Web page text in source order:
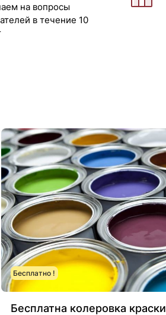
на вопросы
в течение 10
Бесплатно !
Бесплатна колеровка краски